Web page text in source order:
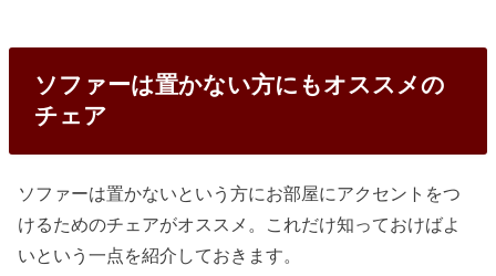
ソファーは置かない方にもオススメの
チェア
ソファーは置かないという方にお部屋にアクセントをつ
けるためのチェアがオススメ。これだけ知っておけばよ
いという一点を紹介しておきます。